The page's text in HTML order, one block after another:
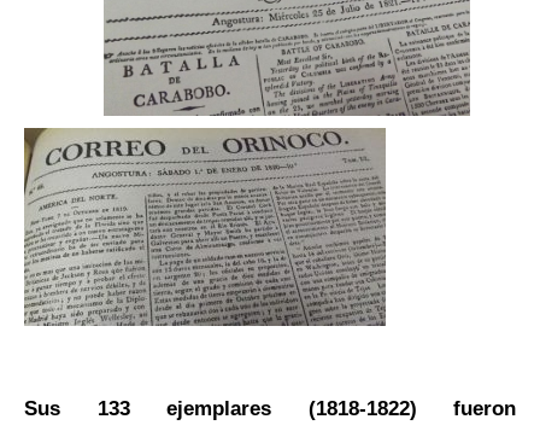
Sus 133 ejemplares (1818-1822) fueron